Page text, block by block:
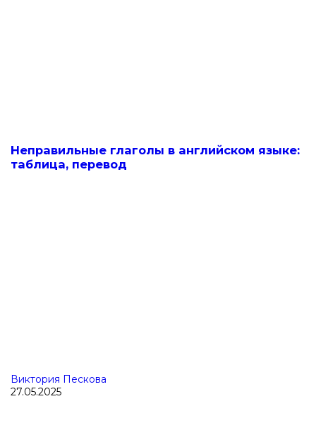
Неправильные глаголы в английском языке:
таблица, перевод
Виктория Пескова
27.05.2025